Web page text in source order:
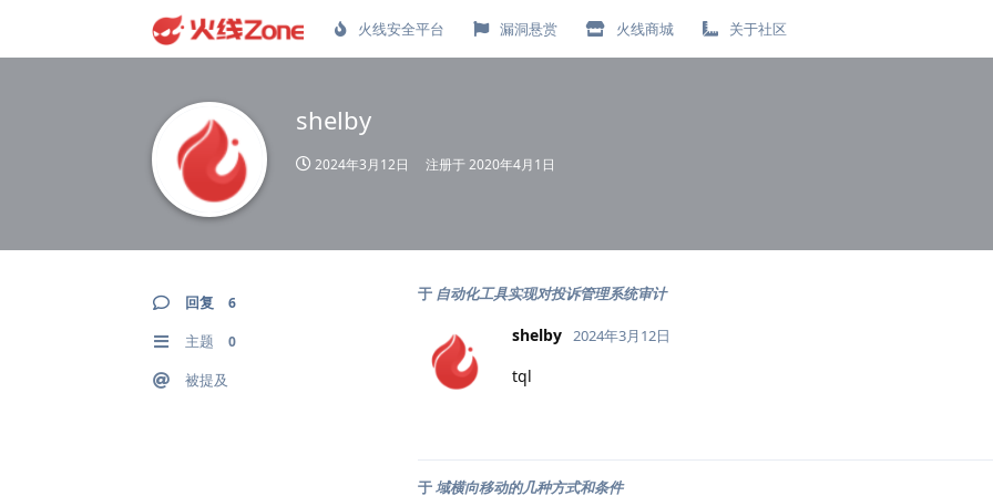
火线安全平台 漏洞悬赏 火线商城 关于社区
shelby
2024年3月12日 注册于2020年4月1日
回复 6
主题 0
被提及
于 自动化工具实现对投诉管理系统审计
shelby 2024年3月12日
tql
于域横向移动的几种方式和条件